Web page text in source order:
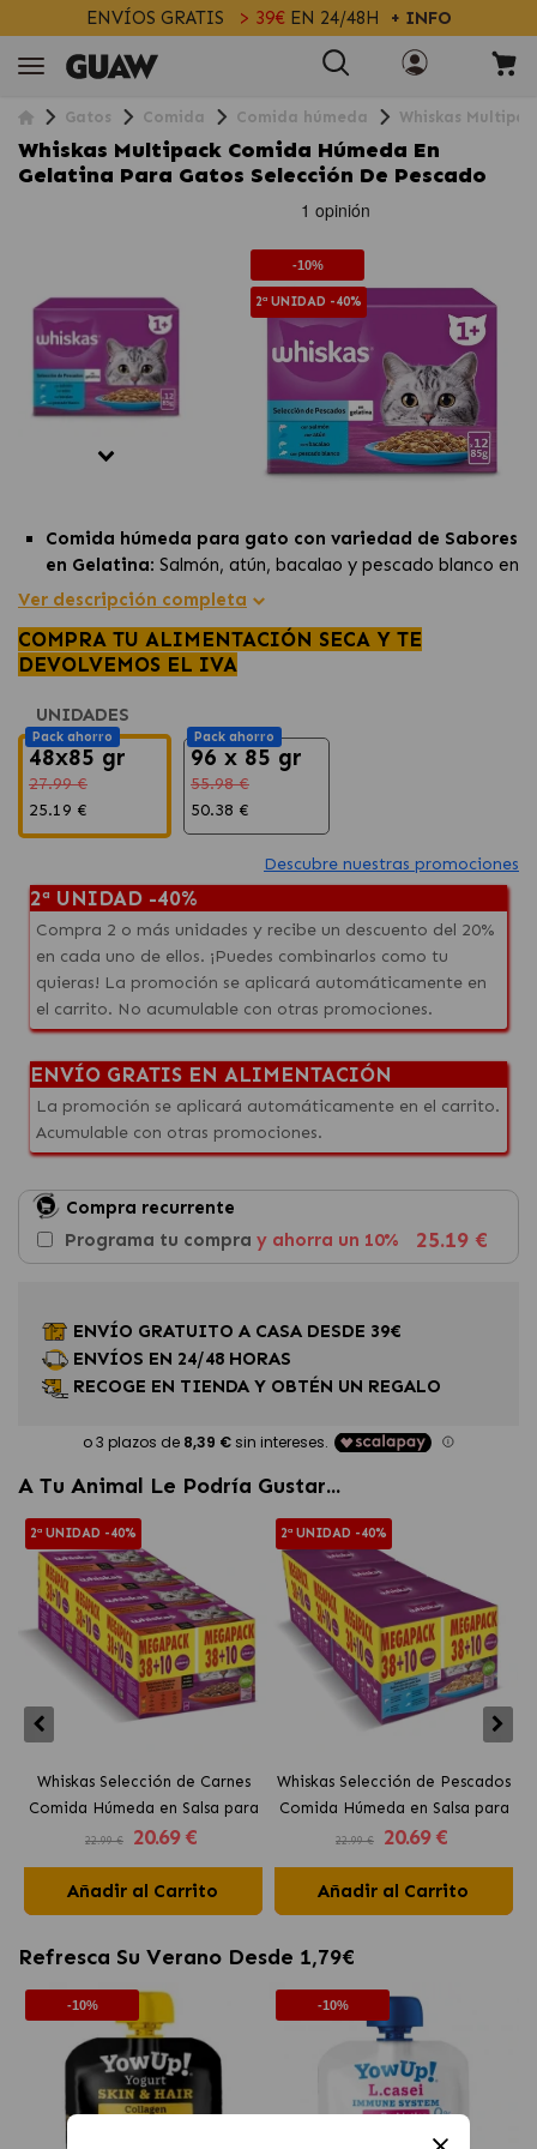
ENVÍOS GRATIS > 39€EN 24/48H + INFO
Gatos Comida Comida húmeda Whiskas
Whiskas Multipack Comida Húmeda En
Gelatina Para Gatos Selección De Pescado
-10%
2ª UNIDAD -40%
Comida húmeda para gato con variedad de Sabores
en Gelatina: Salmón, atún, bacalao y pescado blanco en
un solo multipack.
Nutrición Completa para Gatos Adultos
de alta calidad que cubren el 100% de sus necesidades.
Promueve Salud y Vitalidad
y un pelaje sano.
Ver descripción completa
COMPRA TU ALIMENTACIÓN SECA Y TE
DEVOLVEMOS EL IVA
UNIDADES
Pack ahorro
48x85 gr
27.99 €
25.19 €
Pack ahorro
96 x 85 gr
55.98 €
50.38 €
Descubre nuestras promociones
2ª UNIDAD -40%
Compra 2 o más unidades y recibe un descuento del 20%
en cada uno de ellos. ¡Puedes combinarlos como tu
quieras! La promoción se aplicará automáticamente en
el carrito. No acumulable con otras promociones.
ENVÍO GRATIS EN ALIMENTACIÓN
La promoción se aplicará automáticamente en el carrito.
Acumulable con otras promociones.
Compra recurrente
Programa tu compra y ahorra un 10% 25.19 €
ENVÍO GRATUITO A CASA DESDE 39€
ENVÍOS EN 24/48 HORAS
RECOGE EN TIENDA Y OBTÉN UN REGALO
A Tu Animal Le Podría Gustar...
2ª UNIDAD -40%
Whiskas Selección de Carnes
Comida Húmeda en Salsa para
Gatos MEGAPACK 38+10 Gratis
22.99 € 20.69 €
Añadir al Carrito
2ª UNIDAD -40%
Whiskas Selección de Pescados
Comida Húmeda en Salsa para
Gatos MEGAPACK 38+10 Gratis
22.99 € 20.69 €
Añadir al Carrito
Refresca Su Verano Desde 1,79€
-10% -10%